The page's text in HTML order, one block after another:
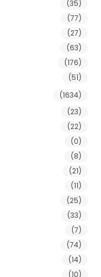
(35)
(77)
(27)
(63)
(176)
(51)
(1634)
(23)
(22)
(0)
(8)
(21)
(11)
(25)
(33)
(7)
(74)
(14)
(10)